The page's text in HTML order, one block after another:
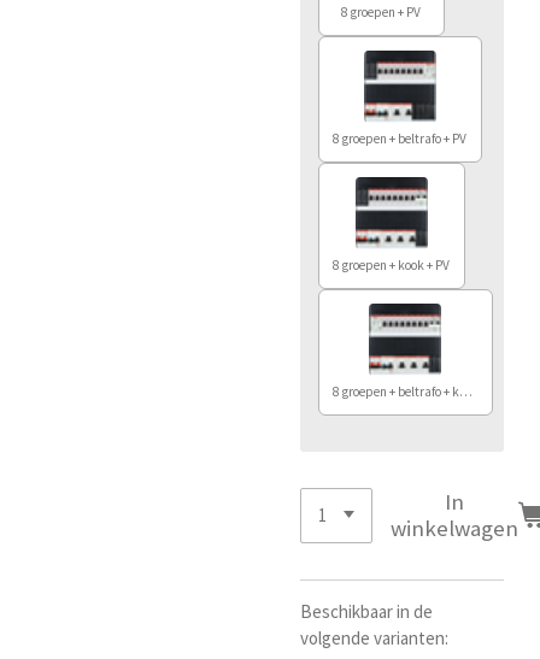
8 groepen + PV
8 groepen + beltrafo + PV
8 groepen + kook + PV
8 groepen + beltrafo + kook + PV
In
winkelwagen
Beschikbaar in de
volgende varianten: